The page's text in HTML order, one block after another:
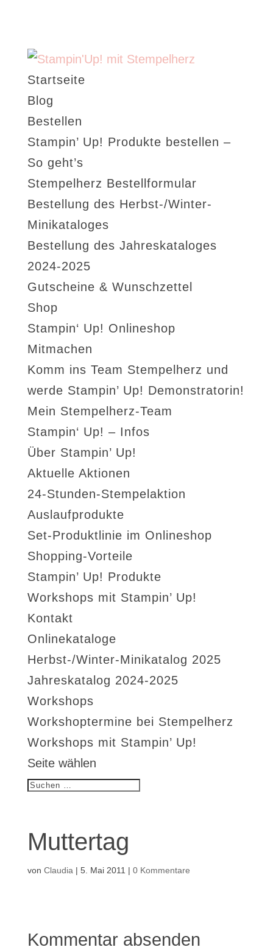
Startseite
Blog
Bestellen
Stampin’ Up! Produkte bestellen –
So geht’s
Stempelherz Bestellformular
Bestellung des Herbst-/Winter-
Minikataloges
Bestellung des Jahreskataloges
2024-2025
Gutscheine & Wunschzettel
Shop
Stampin‘ Up! Onlineshop
Mitmachen
Komm ins Team Stempelherz und
werde Stampin’ Up! Demonstratorin!
Mein Stempelherz-Team
Stampin‘ Up! – Infos
Über Stampin’ Up!
Aktuelle Aktionen
24-Stunden-Stempelaktion
Auslaufprodukte
Set-Produktlinie im Onlineshop
Shopping-Vorteile
Stampin’ Up! Produkte
Workshops mit Stampin’ Up!
Kontakt
Onlinekataloge
Herbst-/Winter-Minikatalog 2025
Jahreskatalog 2024-2025
Workshops
Workshoptermine bei Stempelherz
Workshops mit Stampin’ Up!
Seite wählen
Muttertag
von Claudia | 5. Mai 2011 | 0 Kommentare
Kommentar absenden